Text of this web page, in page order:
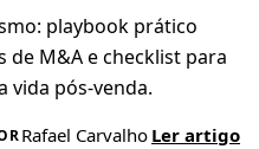
playbook prático
M&A e checklist para
vida pós-venda.
Rafael Carvalho Ler artigo